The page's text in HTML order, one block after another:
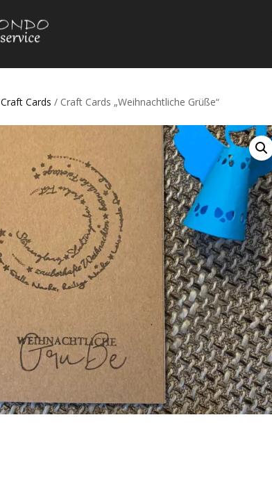
Craft Cards / Craft Cards „Weihnachtliche Grüße“